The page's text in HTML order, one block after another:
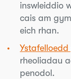
inswleiddio
cais am
eich rhan.
rheoliadau
penodol.